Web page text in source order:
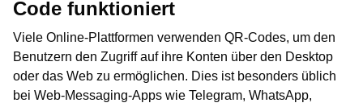
Code funktioniert
Viele Online-Plattformen verwenden QR-Codes, um den
Benutzern den Zugriff auf ihre Konten über den Desktop
oder das Web zu ermöglichen. Dies ist besonders üblich
bei Web-Messaging-Apps wie Telegram, WhatsApp,